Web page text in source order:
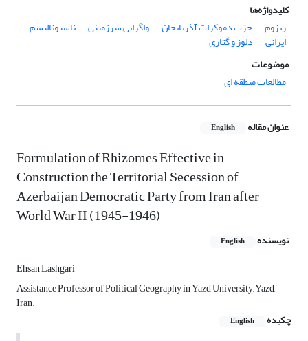
کلیدواژه‌ها
ریزوم
حزب دموکرات آذربایجان واگرایی سرزمینی ناسیونالیسم
ایرانی
دلوز و گتاری
موضوعات
مطالعات منطقه ای
عنوان مقاله English
Formulation of Rhizomes Effective in
Construction the Territorial Secession of
Azerbaijan Democratic Party from Iran after
World War II (1945-1946)
نویسنده English
Ehsan Lashgari
Assistance Professor of Political Geography in Yazd University, Yazd,
Iran.
چکیده
English